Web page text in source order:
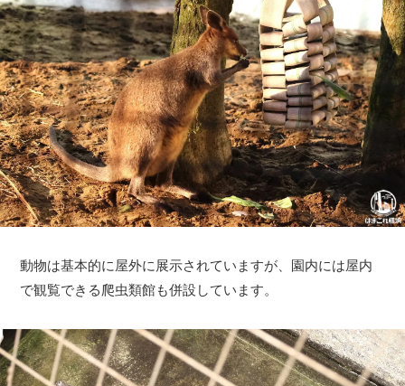
動物は基本的に屋外に展示されていますが、園内には屋内
で観覧できる爬虫類館も併設しています。